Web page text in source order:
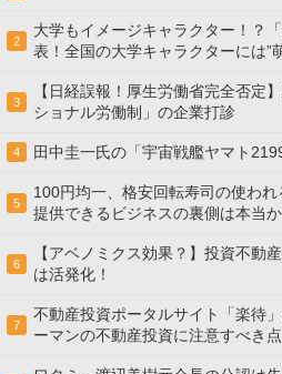
2
大学もイメージキャラクター！？
表！全国の大学キャラクターには”
3
【日経誤報！厚生労働省完全否定
ショナル労働制」の企業打診
4 田中圭一氏の「宇宙戦艦ヤマト
5
100円均一、格安回転寿司の使わ
提供できるビジネスの裏側は本当か
6
【アベノミクス効果？】投資不動
は活発化！
7
不動産投資ポータルサイト「楽待
ーマンの不動産投資に注意すべき